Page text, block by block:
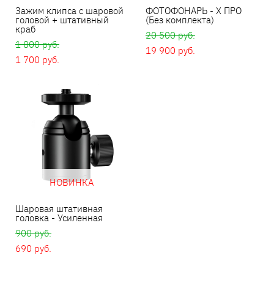
Зажим клипса с шаровой
головой + штативный
краб
1 800 pуб.
1 700 pуб.
ФОТОФОНАРЬ - X ПРО
(Без комплекта)
20 500 pуб.
19 900 pуб.
НОВИНКА
Шаровая штативная
головка - Усиленная
900 pуб.
690 pуб.